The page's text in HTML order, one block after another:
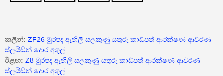
කලින්: ZF26 මුරපද ඇඟිලි සලකුණු යතුරු කාඩ්පත් ආරක්ෂණ ආවරණ
ස්ලයිඩින් දොර අගුල්
ඊළඟ: Z8 මුරපද ඇඟිලි සලකුණු යතුරු කාඩ්පත් ආරක්ෂණ ආවරණ
ස්ලයිඩින් දොර අගුල්